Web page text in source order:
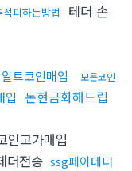
피하는방법
테더 손
알트코인매입
모든코인
입
돈현금화해드립
인고가매입
더전송 ssg페이테더